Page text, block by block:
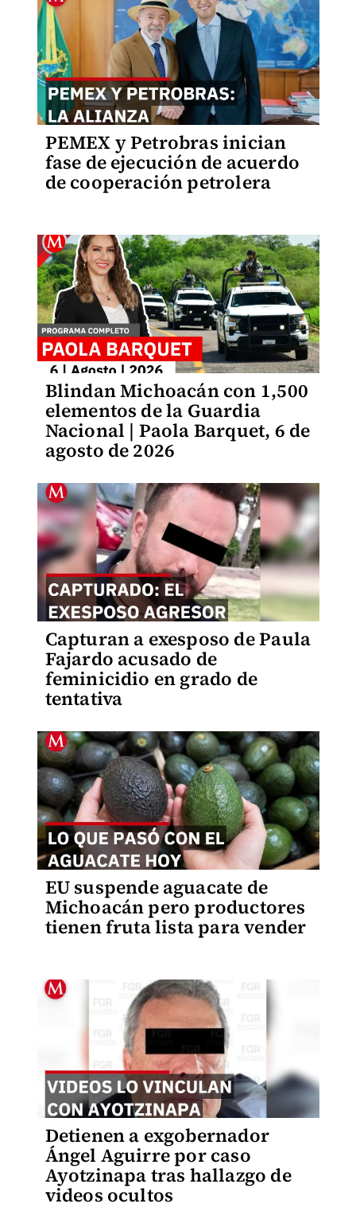
PEMEX y Petrobras inician
fase de ejecución de acuerdo
de cooperación petrolera
Blindan Michoacán con 1,500
elementos de la Guardia
Nacional | Paola Barquet, 6 de
agosto de 2026
Capturan a exesposo de Paula
Fajardo acusado de
feminicidio en grado de
tentativa
EU suspende aguacate de
Michoacán pero productores
tienen fruta lista para vender
Detienen a exgobernador
Ángel Aguirre por caso
Ayotzinapa tras hallazgo de
videos ocultos